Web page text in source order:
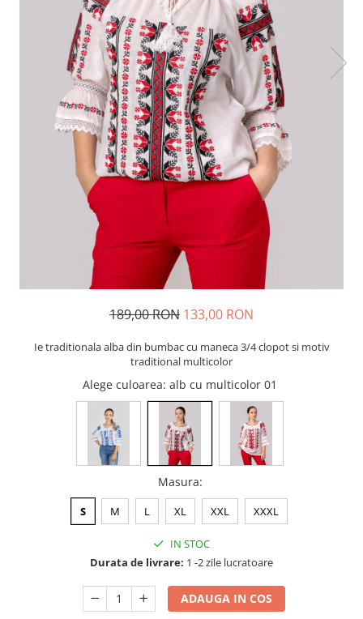
189,00 RON 133,00 RON
Ie traditionala alba din bumbac cu maneca 3/4 clopot si motiv
traditional multicolor
Alege culoarea: alb cu multicolor 01
Masura:
S M L XL XXL XXXL
IN STOC
Durata de livrare: 1 -2 zile lucratoare
ADAUGA IN COS